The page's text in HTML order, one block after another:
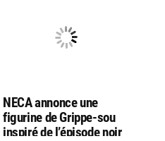
NECA annonce une
figurine de Grippe-sou
inspiré de l’épisode noir